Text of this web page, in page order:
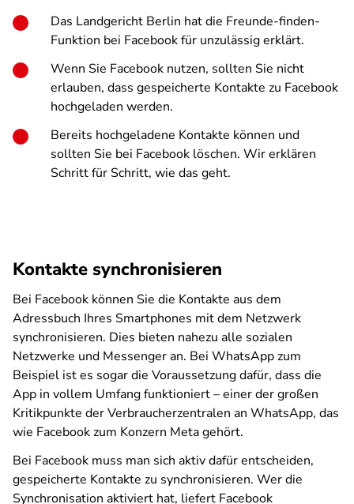
Das Landgericht Berlin hat die Freunde-finden-
Funktion bei Facebook für unzulässig erklärt.
Wenn Sie Facebook nutzen, sollten Sie nicht
erlauben, dass gespeicherte Kontakte zu Facebook
hochgeladen werden.
Bereits hochgeladene Kontakte können und
sollten Sie bei Facebook löschen. Wir erklären
Schritt für Schritt, wie das geht.
Kontakte synchronisieren
Bei Facebook können Sie die Kontakte aus dem
Adressbuch Ihres Smartphones mit dem Netzwerk
synchronisieren. Dies bieten nahezu alle sozialen
Netzwerke und Messenger an. Bei WhatsApp zum
Beispiel ist es sogar die Voraussetzung dafür, dass die
App in vollem Umfang funktioniert – einer der großen
Kritikpunkte der Verbraucherzentralen an WhatsApp, das
wie Facebook zum Konzern Meta gehört.
Bei Facebook muss man sich aktiv dafür entscheiden,
gespeicherte Kontakte zu synchronisieren. Wer die
Synchronisation aktiviert hat, liefert Facebook